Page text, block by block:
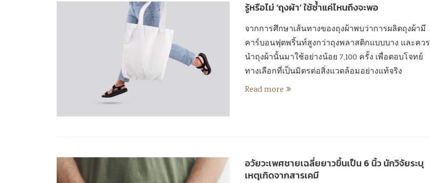
รู้หรือไม่ ‘ถุงผ้า’ ใช้ซ้ำแค่ไหนถึงจะพอ
จากการศึกษาเส้นทางของถุงผ้าพบว่าการผลิตถุงผ้ามี
คาร์บอนฟุตพริ้นท์สูงกว่าถุงพลาสติกแบบบาง และควร
นำถุงผ้านั้นมาใช้อย่างน้อย 7,100 ครั้ง เพื่อตอบโจทย์
ทางเลือกที่เป็นมิตรต่อสิ่งแวดล้อมอย่างแท้จริง
Read more
อวัยวะเพศชายเฉลี่ยยาวขึ้นเป็น 6 นิ้ว นักวิจัยระบุ
เหตุเกิดจากสารเคมี